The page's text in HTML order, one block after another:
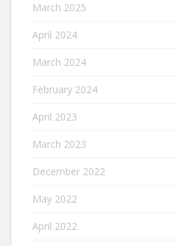
March 2025
April 2024
March 2024
February 2024
April 2023
March 2023
December 2022
May 2022
April 2022